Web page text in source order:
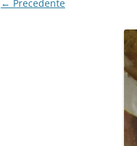
← Precedente